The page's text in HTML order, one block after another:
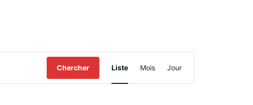
Chercher
Navigation
de
Liste Mois Jour